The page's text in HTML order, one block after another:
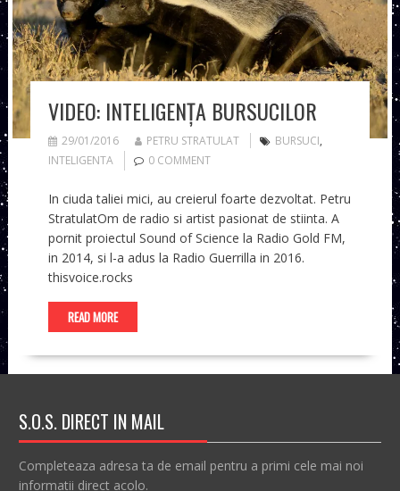
VIDEO: INTELIGENȚA BURSUCILOR
29/01/2016 PETRU STRATULAT BURSUCI,
INTELIGENTA
0 COMMENT
In ciuda taliei mici, au creierul foarte dezvoltat. Petru
StratulatOm de radio si artist pasionat de stiinta. A
pornit proiectul Sound of Science la Radio Gold FM,
in 2014, si l-a adus la Radio Guerrilla in 2016.
thisvoice.rocks
READ MORE
S.O.S. DIRECT IN MAIL
Completeaza adresa ta de email pentru a primi cele mai noi
informatii direct acolo.